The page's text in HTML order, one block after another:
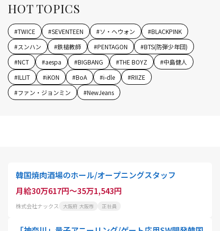
HOT TOPICS
#TWICE #SEVENTEEN #ソ・ヘウォン #BLACKPINK
#スンハン #鉄槌教師 #PENTAGON #BTS(防弾少年団)
#NCT #aespa #BIGBANG #THE BOYZ #中島健人
#ILLIT #iKON #BoA #i-dle #RIIZE
#ファン・ジョンミン #NewJeans
韓国焼肉酒場のホール/オープニングスタッフ
月給30万617円～35万1,543円
株式会社ナックス 大阪府 大阪市 正社員